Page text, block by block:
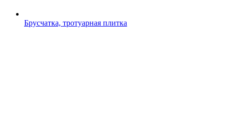
Брусчатка, тротуарная плитка